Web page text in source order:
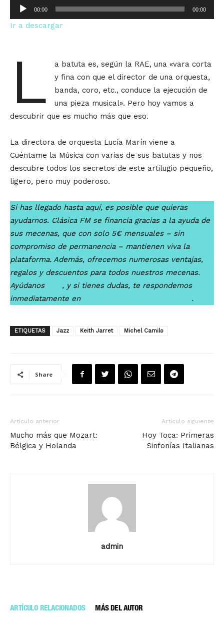
Reproductor
de
audio
00:00 00:00
Ir a descargar
L
a batuta es, según la RAE, una «vara corta
y fina con que el director de una orquesta,
banda, coro, etc., conduce la ejecución de
una pieza musical». Pero hoy vamos a
descubrir que es mucho más que eso.
La directora de orquesta Lucía Marín viene a
Cuéntame la Música con varias de sus batutas y nos
descubre todos los secretos de este artilugio pequeño,
ligero, pero muy poderoso.
Si has llegado hasta aquí, es posible que quieras
ayudarnos. Clásica FM se financia gracias a la ayuda de
sus mecenas, que con solo 5€ mensuales – sin
compromiso de permanencia – mantienen viva la
plataforma. Además, ofrecemos numerosas ventajas,
regalos y descuentos para todos nuestros mecenas.
Ayúdanos
, y si tienes dudas, te respondemos
inmediatamente en
.
ETIQUETAS Jazz Keith Jarret Michel Camilo
Share
Artículo anterior
Mucho más que Mozart:
Bélgica y Holanda
Artículo siguiente
Hoy Toca: Primeras
Sinfonías Italianas
admin
ARTÍCULO RELACIONADOS MÁS DEL AUTOR